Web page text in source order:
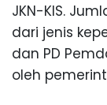
JKN-KIS.
dari jenis
dan PD
oleh